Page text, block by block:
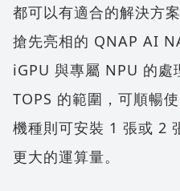
都可以有適合的解決方
搶先亮相的 QNAP AI
iGPU 與專屬 NPU 的處
TOPS 的範圍，可順暢
機種則可安裝 1 張或 2
更大的運算量。